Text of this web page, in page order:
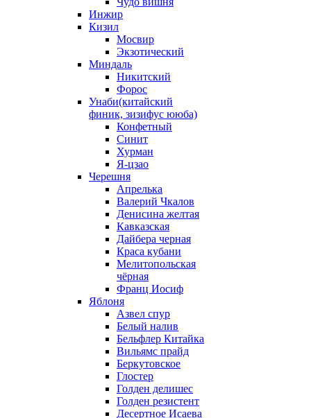
Инжир
Кизил
Мосвир
Экзотический
Миндаль
Никитский
Форос
Унаби(китайский
финик, зизифус ююба)
Конфетный
Синит
Хурман
Я-цзао
Черешня
Апрелька
Валерий Чкалов
Денисина желтая
Кавказская
Дайбера черная
Краса кубани
Мелитопольская
чёрная
Франц Иосиф
Яблоня
Азвел спур
Белый налив
Бельфлер Китайка
Вильямс прайд
Беркутовское
Глостер
Голден делишес
Голден резистент
Десертное Исаева